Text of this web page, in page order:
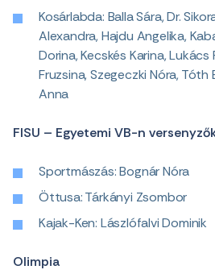
Kosárlabda: Balla Sára, Dr.
Alexandra, Hajdu Angelika,
Dorina, Kecskés Karina, Lukács
Fruzsina, Szegeczki Nóra,
Anna
FISU – Egyetemi VB-n
Sportmászás: Bognár Nóra
Öttusa: Tárkányi Zsombor
Kajak-Ken: Lászlófalvi Dominik
Olimpia